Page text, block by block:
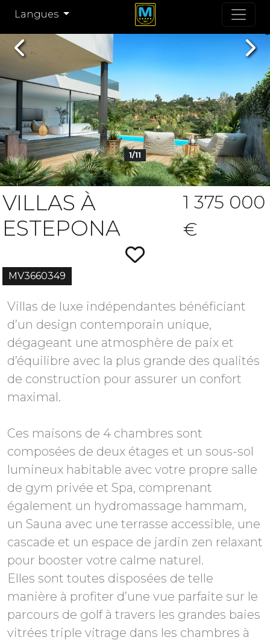
Langues
1/11
Previous
MV3660349
VILLAS À
ESTEPONA
1 375 000
€
Villas de luxe indépendantes bénéficiant
d’un design contemporain unique,
dégageant une atmosphère de paix et
d’équilibre avec la plus grande des qualités
de construction pour assurer un confort
maximal.
Ces maisons de 4 chambres sont
composées de deux étages et un sous-sol
lumineux habitable avec votre propre salle
de gym privée et Spa, comprenant
également un hydromassage hammam,
un Sauna avec une terrasse accessible, une
cascade et un espace de jardin zen relaxant
pour booster votre calme naturel.
Elles sont toutes disposées de telle
manière à profiter d’une vue parfaite sur le
parcours de golf à travers les grandes baies
vitrées triple vitrage dans les chambres à